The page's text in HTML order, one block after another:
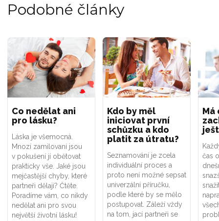
Podobné články
Co nedělat ani
pro lásku?
Láska je všemocná.
Mnozí zamilovaní jsou
v pokušení jí obětovat
prakticky vše. Jaké jsou
mejčastější chyby, které
partneři dělají? Čtěte.
Poradíme vám, co nikdy
nedělat ani pro svou
největší životní lásku!
Kdo by měl
iniciovat první
schůzku a kdo
platit za útratu?
Seznamování je zcela
individuální proces a
proto není možné sepsat
univerzální příručku,
podle které by se mělo
postupovat. Záleží vždy
na tom, jací partneři se
Má
čas